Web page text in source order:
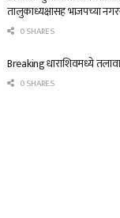
तालुकाध्यक्षासह भाजपच्या
0 SHARES
Breaking धाराशिवमध्ये
0 SHARES